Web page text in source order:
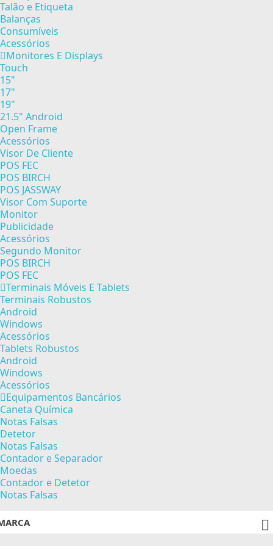
Talão e Etiqueta
Balanças
Consumíveis
Acessórios
Monitores E Displays
Touch
15"
17"
19"
21.5" Android
Open Frame
Acessórios
Visor De Cliente
POS FEC
POS BIRCH
POS JASSWAY
Visor Com Suporte
Monitor
Publicidade
Acessórios
Segundo Monitor
POS BIRCH
POS FEC
Terminais Móveis E Tablets
Terminais Robustos
Android
Windows
Acessórios
Tablets Robustos
Android
Windows
Acessórios
Equipamentos Bancários
Caneta Química
Notas Falsas
Detetor
Notas Falsas
Contador e Separador
Moedas
Contador e Detetor
Notas Falsas
